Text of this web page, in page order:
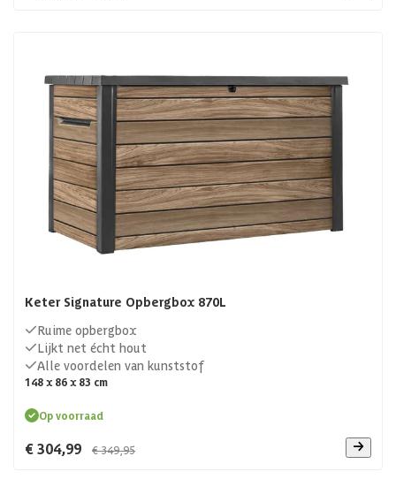
Keter Signature Opbergbox 870L
Ruime opbergbox
Lijkt net écht hout
Alle voordelen van kunststof
148 x 86 x 83 cm
Op voorraad
€ 304,99 € 349,95